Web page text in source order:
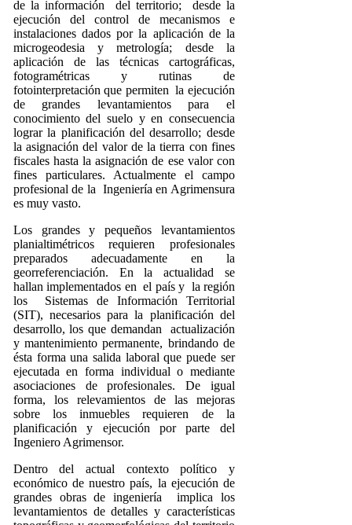
de la información del territorio; desde la
ejecución del control de mecanismos e
instalaciones dados por la aplicación de la
microgeodesia y metrología; desde la
aplicación de las técnicas cartográficas,
fotogramétricas y rutinas de
fotointerpretación que permiten la ejecución
de grandes levantamientos para el
conocimiento del suelo y en consecuencia
lograr la planificación del desarrollo; desde
la asignación del valor de la tierra con fines
fiscales hasta la asignación de ese valor con
fines particulares. Actualmente el campo
profesional de la Ingeniería en Agrimensura
es muy vasto.
Los grandes y pequeños levantamientos
planialtimétricos requieren profesionales
preparados adecuadamente en la
georreferenciación. En la actualidad se
hallan implementados en el país y la región
los Sistemas de Información Territorial
(SIT), necesarios para la planificación del
desarrollo, los que demandan actualización
y mantenimiento permanente, brindando de
ésta forma una salida laboral que puede ser
ejecutada en forma individual o mediante
asociaciones de profesionales. De igual
forma, los relevamientos de las mejoras
sobre los inmuebles requieren de la
planificación y ejecución por parte del
Ingeniero Agrimensor.
Dentro del actual contexto político y
económico de nuestro país, la ejecución de
grandes obras de ingeniería implica los
levantamientos de detalles y características